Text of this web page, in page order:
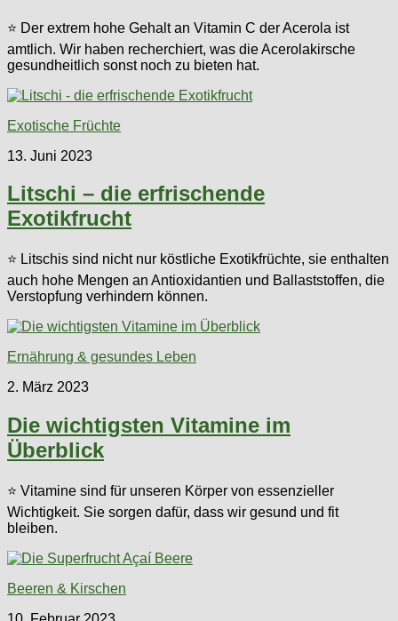
⭐ Der extrem hohe Gehalt an Vitamin C der Acerola ist
amtlich. Wir haben recherchiert, was die Acerolakirsche
gesundheitlich sonst noch zu bieten hat.
Exotische Früchte
13. Juni 2023
Litschi – die erfrischende
Exotikfrucht
⭐ Litschis sind nicht nur köstliche Exotikfrüchte, sie enthalten
auch hohe Mengen an Antioxidantien und Ballaststoffen, die
Verstopfung verhindern können.
Ernährung & gesundes Leben
2. März 2023
Die wichtigsten Vitamine im
Überblick
⭐ Vitamine sind für unseren Körper von essenzieller
Wichtigkeit. Sie sorgen dafür, dass wir gesund und fit
bleiben.
Beeren & Kirschen